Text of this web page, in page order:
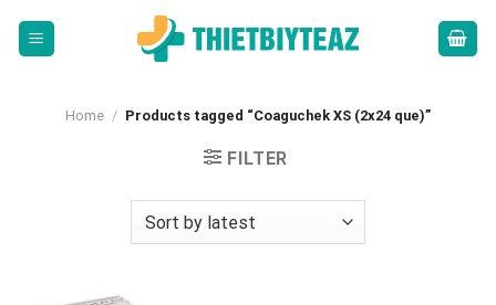
Home / Products tagged “Coaguchek XS (2x24 que)”
FILTER